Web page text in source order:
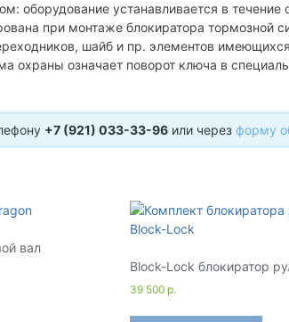
оборудование устанавливается в
при монтаже блокиратора тормозной
шайб и пр. элементов
охраны означает поворот ключа в
+7 (921) 033-33-96 или через форму
вал
Block-Lock блокиратор
39 500 р.